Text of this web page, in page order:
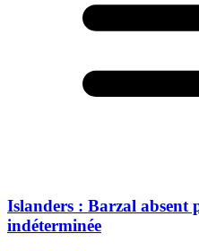
Islanders : Barzal absent
indéterminée